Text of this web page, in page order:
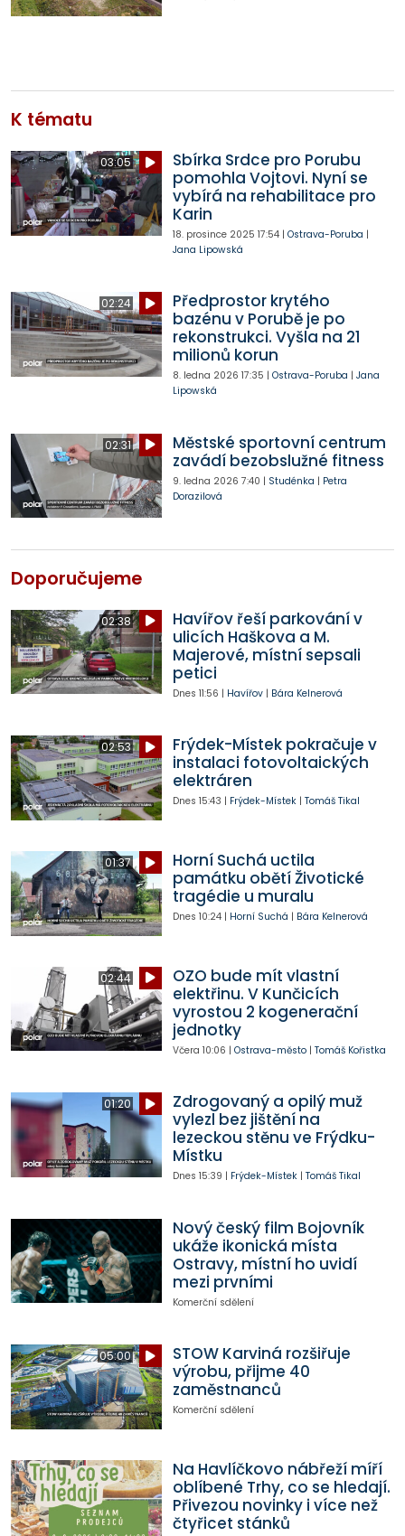
K tématu
03:05
Sbírka Srdce pro Porubu
pomohla Vojtovi. Nyní se
vybírá na rehabilitace pro
Karin
18. prosince 2025 17:54| Ostrava-Poruba |
Jana Lipowská
02:24
Předprostor krytého
bazénu v Porubě je po
rekonstrukci. Vyšla na 21
milionů korun
8. ledna 2026 17:35 | Ostrava-Poruba | Jana
Lipowská
02:31
Městské sportovní centrum
zavádí bezobslužné fitness
9. ledna 2026 7:40 | Studénka | Petra
Dorazilová
Doporučujeme
02:38
Havířov řeší parkování v
ulicích Haškova a M.
Majerové, místní sepsali
petici
Dnes 11:56 | Havířov| Bára Kelnerová
02:53
Frýdek-Místek pokračuje v
instalaci fotovoltaických
elektráren
Dnes 15:43 | Frýdek-Místek| Tomáš Tikal
01:37
Horní Suchá uctila
památku obětí Životické
tragédie u muralu
Dnes 10:24| Horní Suchá | Bára Kelnerová
02:44
OZO bude mít vlastní
elektřinu. V Kunčicích
vyrostou 2 kogenerační
jednotky
Včera 10:06 | Ostrava-město| Tomáš Kořistka
01:20
Zdrogovaný a opilý muž
vylezl bez jištění na
lezeckou stěnu ve Frýdku-
Místku
Dnes 15:39 | Frýdek-Místek| Tomáš Tikal
Nový český film Bojovník
ukáže ikonická místa
Ostravy, místní ho uvidí
mezi prvními
Komerční sdělení
05:00
STOW Karviná rozšiřuje
výrobu, přijme 40
zaměstnanců
Komerční sdělení
Na Havlíčkovo nábřeží míří
oblíbené Trhy, co se hledají.
Přivezou novinky i více než
čtyřicet stánků